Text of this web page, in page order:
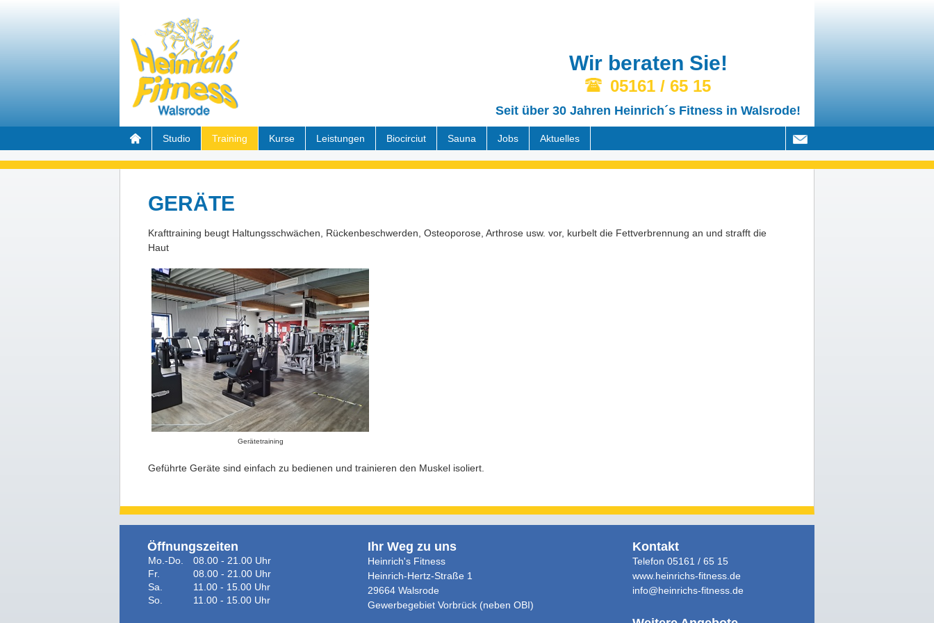
Wir beraten Sie!
05161 / 65 15
Seit über 30 Jahren Heinrich´s Fitness in Walsrode!
Studio Training Kurse Leistungen Biocirciut Sauna Jobs Aktuelles
GERÄTE
Krafttraining beugt Haltungsschwächen, Rückenbeschwerden, Osteoporose, Arthrose usw. vor, kurbelt die Fettverbrennung an und strafft die
Haut
Gerätetraining
Geführte Geräte sind einfach zu bedienen und trainieren den Muskel isoliert.
Öffnungszeiten
Mo.-Do.
08.00 - 21.00 Uhr
Fr.
08.00 - 21.00 Uhr
Sa.
11.00 - 15.00 Uhr
So.
11.00 - 15.00 Uhr
Ihr Weg zu uns
Heinrich's Fitness
Heinrich-Hertz-Straße 1
29664 Walsrode
Gewerbegebiet Vorbrück (neben OBI)
Kontakt
Telefon 05161 / 65 15
www.heinrichs-fitness.de
info@heinrichs-fitness.de